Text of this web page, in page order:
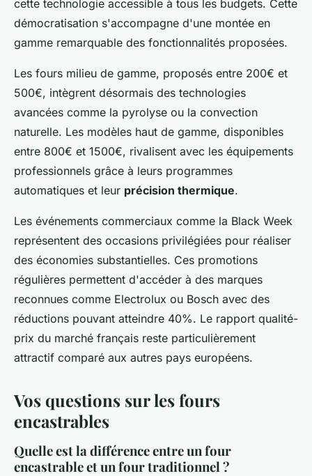
cette technologie accessible à tous les budgets. Cette
démocratisation s'accompagne d'une montée en
gamme remarquable des fonctionnalités proposées.
Les fours milieu de gamme, proposés entre 200€ et
500€, intègrent désormais des technologies
avancées comme la pyrolyse ou la convection
naturelle. Les modèles haut de gamme, disponibles
entre 800€ et 1500€, rivalisent avec les équipements
professionnels grâce à leurs programmes
automatiques et leur précision thermique.
Les événements commerciaux comme la Black Week
représentent des occasions privilégiées pour réaliser
des économies substantielles. Ces promotions
régulières permettent d'accéder à des marques
reconnues comme Electrolux ou Bosch avec des
réductions pouvant atteindre 40%. Le rapport qualité-
prix du marché français reste particulièrement
attractif comparé aux autres pays européens.
Vos questions sur les fours
encastrables
Quelle est la différence entre un four
encastrable et un four traditionnel ?